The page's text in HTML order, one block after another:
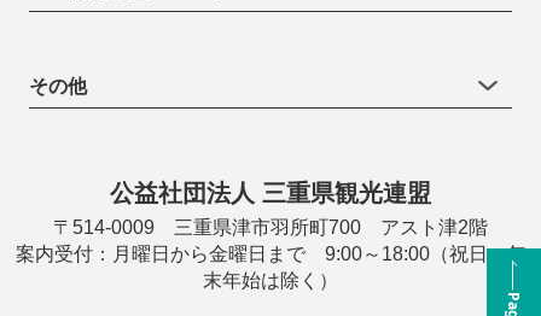
その他
公益社団法人 三重県観光連盟
〒514-0009 三重県津市羽所町700 アスト津2階
案内受付：月曜日から金曜日まで 9:00～18:00（祝日・年
末年始は除く）